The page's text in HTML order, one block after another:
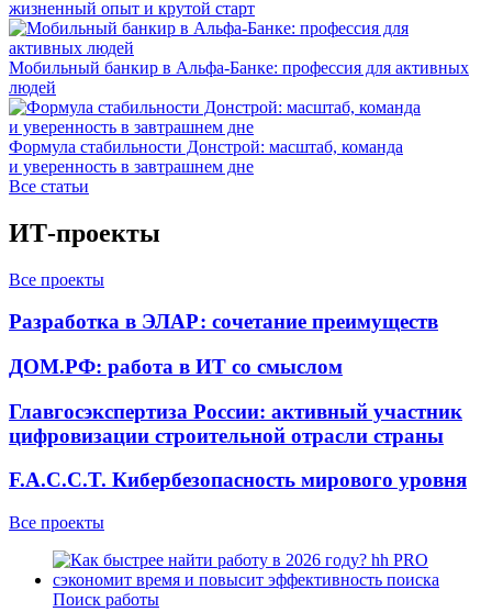
жизненный опыт и крутой старт
Мобильный банкир в Альфа-Банке: профессия для активных
людей
Формула стабильности Донстрой: масштаб, команда
и уверенность в завтрашнем дне
Все статьи
ИТ-проекты
Все проекты
Разработка в ЭЛАР: сочетание преимуществ
ДОМ.РФ: работа в ИТ со смыслом
Главгосэкспертиза России: активный участник
цифровизации строительной отрасли страны
F.A.C.C.T. Кибербезопасность мирового уровня
Все проекты
Поиск работы